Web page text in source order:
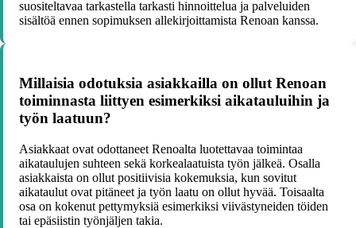
suositeltavaa tarkastella tarkasti hinnoittelua ja palveluiden
sisältöä ennen sopimuksen allekirjoittamista Renoan kanssa.
Millaisia odotuksia asiakkailla on ollut Renoan
toiminnasta liittyen esimerkiksi aikatauluihin ja
työn laatuun?
Asiakkaat ovat odottaneet Renoalta luotettavaa toimintaa
aikataulujen suhteen sekä korkealaatuista työn jälkeä. Osalla
asiakkaista on ollut positiivisia kokemuksia, kun sovitut
aikataulut ovat pitäneet ja työn laatu on ollut hyvää. Toisaalta
osa on kokenut pettymyksiä esimerkiksi viivästyneiden töiden
tai epäsiistin työnjäljen takia.